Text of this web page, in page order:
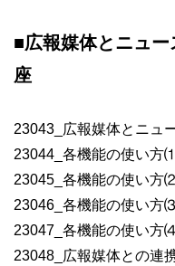
■広報媒体とニュ
座
23043_広報媒体とニュ
23044_各機能の使い方
23045_各機能の使い方
23046_各機能の使い方
23047_各機能の使い方
23048_広報媒体との連